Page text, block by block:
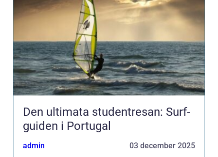
Den ultimata studentresan: Surf-
guiden i Portugal
admin 03 december 2025